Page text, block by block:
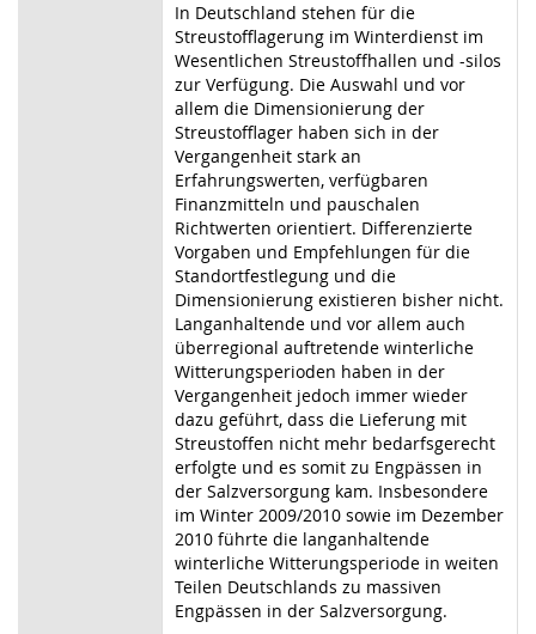
In Deutschland stehen für die
Streustofflagerung im Winterdienst im
Wesentlichen Streustoffhallen und -silos
zur Verfügung. Die Auswahl und vor
allem die Dimensionierung der
Streustofflager haben sich in der
Vergangenheit stark an
Erfahrungswerten, verfügbaren
Finanzmitteln und pauschalen
Richtwerten orientiert. Differenzierte
Vorgaben und Empfehlungen für die
Standortfestlegung und die
Dimensionierung existieren bisher nicht.
Langanhaltende und vor allem auch
überregional auftretende winterliche
Witterungsperioden haben in der
Vergangenheit jedoch immer wieder
dazu geführt, dass die Lieferung mit
Streustoffen nicht mehr bedarfsgerecht
erfolgte und es somit zu Engpässen in
der Salzversorgung kam. Insbesondere
im Winter 2009/2010 sowie im Dezember
2010 führte die langanhaltende
winterliche Witterungsperiode in weiten
Teilen Deutschlands zu massiven
Engpässen in der Salzversorgung.